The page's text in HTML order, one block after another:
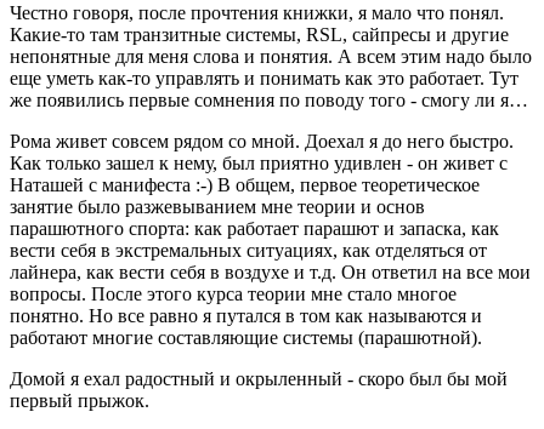
Честно говоря, после прочтения книжки, я мало что понял.
Какие-то там транзитные системы, RSL, сайпресы и другие
непонятные для меня слова и понятия. А всем этим надо было
еще уметь как-то управлять и понимать как это работает. Тут
же появились первые сомнения по поводу того - смогу ли я…
Рома живет совсем рядом со мной. Доехал я до него быстро.
Как только зашел к нему, был приятно удивлен - он живет с
Наташей с манифеста :-) В общем, первое теоретическое
занятие было разжевыванием мне теории и основ
парашютного спорта: как работает парашют и запаска, как
вести себя в экстремальных ситуациях, как отделяться от
лайнера, как вести себя в воздухе и т.д. Он ответил на все мои
вопросы. После этого курса теории мне стало многое
понятно. Но все равно я путался в том как называются и
работают многие составляющие системы (парашютной).
Домой я ехал радостный и окрыленный - скоро был бы мой
первый прыжок.